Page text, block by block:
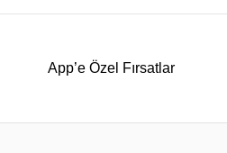
App’e Özel Fırsatlar